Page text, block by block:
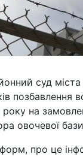
суд
позбавлення
року на
овочевої
про це